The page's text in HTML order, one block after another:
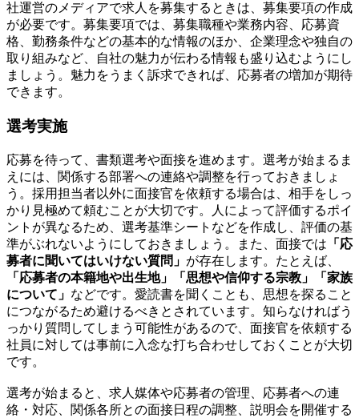
社運営のメディアで求人を募集するときは、募集要項の作成
が必要です。募集要項では、募集職種や業務内容、応募資
格、勤務条件などの基本的な情報のほか、企業理念や独自の
取り組みなど、自社の魅力が伝わる情報も盛り込むようにし
ましょう。魅力をうまく訴求できれば、応募者の増加が期待
できます。
選考実施
応募を待って、書類選考や面接を進めます。選考が始まるま
えには、関係する部署への連絡や調整を行っておきましょ
う。採用担当者以外に面接官を依頼する場合は、相手をしっ
かり見極めて頼むことが大切です。人によって評価するポイ
ントが異なるため、選考基準シートなどを作成し、評価の基
準がぶれないようにしておきましょう。また、面接では 「応
募者に聞いてはいけない質問」 が存在します。たとえば、
「応募者の本籍地や出生地」「思想や信仰する宗教」「家族
について」 などです。愛読書を聞くことも、思想を探ること
につながるため避けるべきとされています。知らなければう
っかり質問してしまう可能性があるので、面接官を依頼する
社員に対しては事前に入念な打ち合わせしておくことが大切
です。
選考が始まると、求人媒体や応募者の管理、応募者への連
絡・対応、関係各所との面接日程の調整、説明会を開催する